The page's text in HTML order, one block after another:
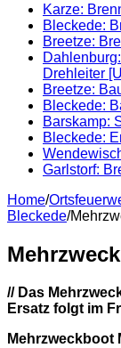
Karze:
Bleckede:
Breetze:
Drehleiter
Breetze:
Bleckede:
Barskamp:
Bleckede:
Garlstorf:
Home/
Bleckede/
// Das
Ersatz folgt im
Mehrzweckboot